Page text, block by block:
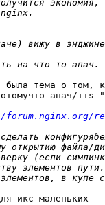
была тема о том,
апач/iis
икс маленьких -